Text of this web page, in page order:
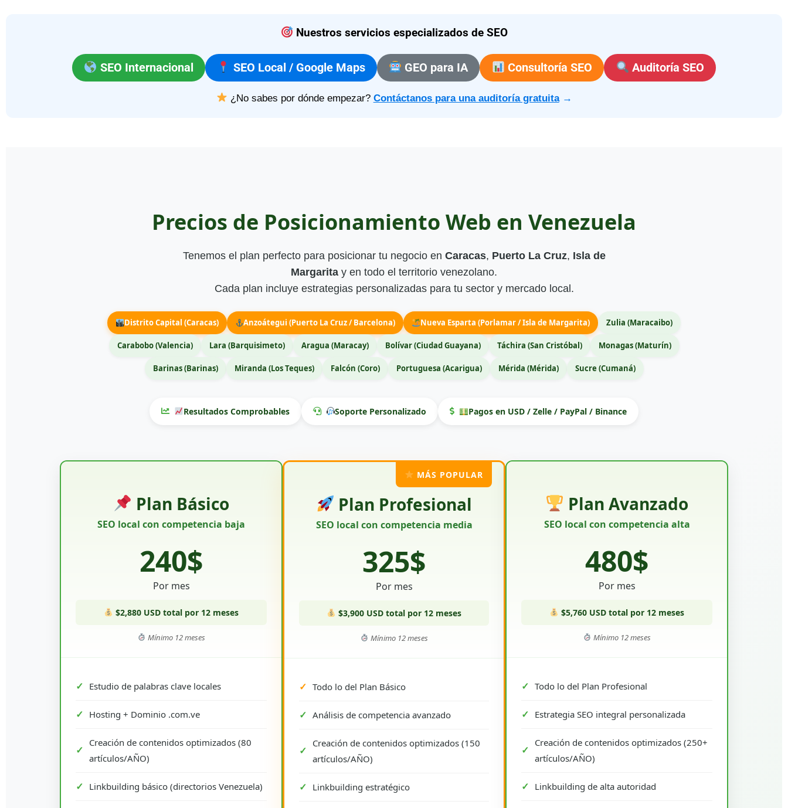
Nuestros servicios especializados de SEO
SEO Internacional SEO Local / Google Maps GEO para IA Consultoría SEO Auditoría SEO
¿No sabes por dónde empezar? Contáctanos para una auditoría gratuita→
Precios de Posicionamiento Web en Venezuela
Tenemos el plan perfecto para posicionar tu negocio en Caracas, Puerto La Cruz, Isla de
Margarita y en todo el territorio venezolano.
Cada plan incluye estrategias personalizadas para tu sector y mercado local.
Distrito Capital (Caracas) Anzoátegui (Puerto La Cruz / Barcelona) Nueva Esparta (Porlamar / Isla de Margarita) Zulia (Maracaibo)
Carabobo (Valencia) Lara (Barquisimeto) Aragua (Maracay) Bolívar (Ciudad Guayana) Táchira (San Cristóbal) Monagas (Maturín)
Barinas (Barinas) Miranda (Los Teques) Falcón (Coro) Portuguesa (Acarigua) Mérida (Mérida) Sucre (Cumaná)
Resultados Comprobables Soporte Personalizado Pagos en USD / Zelle / PayPal / Binance
Plan Básico
SEO local con competencia baja
240$
Por mes
$2,880 USD total por 12 meses
Mínimo 12 meses
Estudio de palabras clave locales
Hosting + Dominio .com.ve
Creación de contenidos optimizados (80
artículos/AÑO)
Linkbuilding básico (directorios Venezuela)
MÁS POPULAR
Plan Profesional
SEO local con competencia media
325$
Por mes
$3,900 USD total por 12 meses
Mínimo 12 meses
Todo lo del Plan Básico
Análisis de competencia avanzado
Creación de contenidos optimizados (150
artículos/AÑO)
Linkbuilding estratégico
Plan Avanzado
SEO local con competencia alta
480$
Por mes
$5,760 USD total por 12 meses
Mínimo 12 meses
Todo lo del Plan Profesional
Estrategia SEO integral personalizada
Creación de contenidos optimizados (250+
artículos/AÑO)
Linkbuilding de alta autoridad